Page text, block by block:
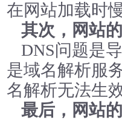
在网站加载时
其次，网站的
DNS问题是
是域名解析服
名解析无法生
最后，网站